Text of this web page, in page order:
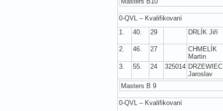
0-QVL – Kvalifikovaní
1.
40. 29 DRLÍK Jiří
2. 46. 27
CHMELÍK
Martin
3.
55. 24 325014
Jaroslav
Masters B 9
0-QVL – Kvalifikovaní